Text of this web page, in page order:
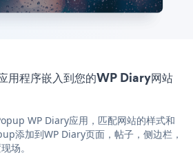
程序嵌入到您的WP Diary网站
WP Diary应用，匹配网站的样式和
添加到WP Diary页面，帖子，侧边栏，
场。